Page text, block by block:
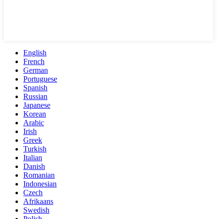
English
French
German
Portuguese
Spanish
Russian
Japanese
Korean
Arabic
Irish
Greek
Turkish
Italian
Danish
Romanian
Indonesian
Czech
Afrikaans
Swedish